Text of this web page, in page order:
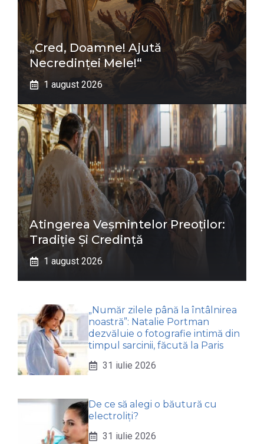
„Cred, Doamne! Ajută
Necredinţei Mele!“
1 august 2026
Atingerea Veșmintelor Preoților:
Tradiție Și Credință
1 august 2026
„Număr zilele până la întâlnirea
noastră”: Natalie Portman
dezvăluie o fotografie intimă din
timpul sarcinii, făcută la Paris
31 iulie 2026
De ce să alegi o băutură cu
electroliți?
31 iulie 2026